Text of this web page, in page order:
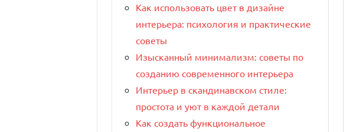
Как использовать цвет в дизайне
интерьера: психология и практические
советы
Изысканный минимализм: советы по
созданию современного интерьера
Интерьер в скандинавском стиле:
простота и уют в каждой детали
Как создать функциональное